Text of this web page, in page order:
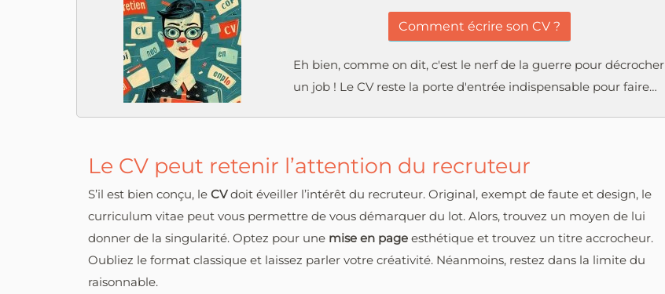
Comment écrire son CV ?
Eh bien, comme on dit, c'est le nerf de la guerre pour décrocher
un job ! Le CV reste la porte d'entrée indispensable pour faire…
Le CV peut retenir l’attention du recruteur
S’il est bien conçu, le CVdoit éveiller l’intérêt du recruteur. Original, exempt de faute et design, le
curriculum vitae peut vous permettre de vous démarquer du lot. Alors, trouvez un moyen de lui
donner de la singularité. Optez pour une mise en page esthétique et trouvez un titre accrocheur.
Oubliez le format classique et laissez parler votre créativité. Néanmoins, restez dans la limite du
raisonnable.